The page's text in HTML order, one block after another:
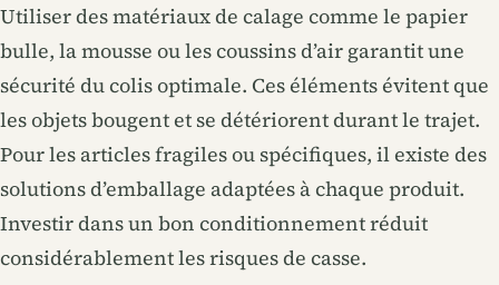
Utiliser des matériaux de calage comme le papier
bulle, la mousse ou les coussins d’air garantit une
sécurité du colis optimale. Ces éléments évitent que
les objets bougent et se détériorent durant le trajet.
Pour les articles fragiles ou spécifiques, il existe des
solutions d’emballage adaptées à chaque produit.
Investir dans un bon conditionnement réduit
considérablement les risques de casse.